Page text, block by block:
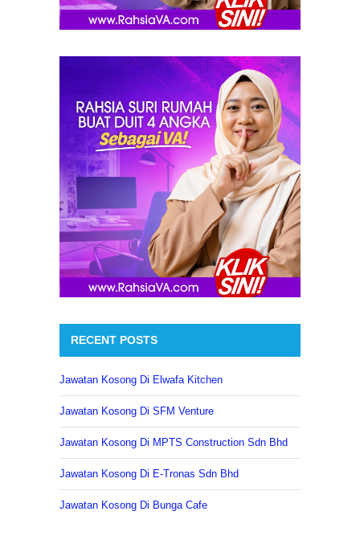
RECENT POSTS
Jawatan Kosong Di Elwafa Kitchen
Jawatan Kosong Di SFM Venture
Jawatan Kosong Di MPTS Construction Sdn Bhd
Jawatan Kosong Di E-Tronas Sdn Bhd
Jawatan Kosong Di Bunga Cafe